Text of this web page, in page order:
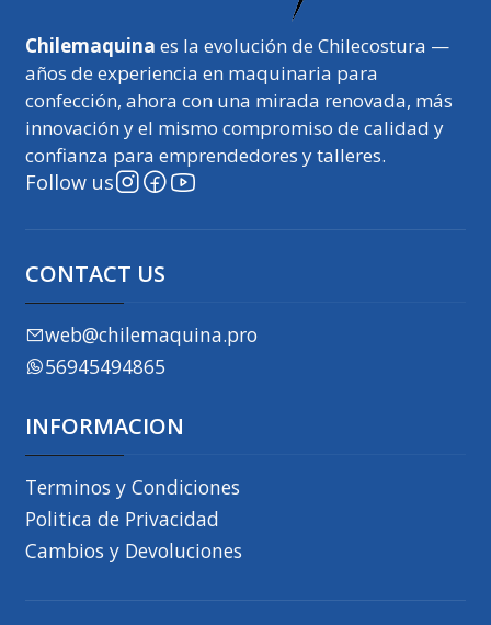
Chilemaquina es la evolución de Chilecostura —
años de experiencia en maquinaria para
confección, ahora con una mirada renovada, más
innovación y el mismo compromiso de calidad y
confianza para emprendedores y talleres.
Follow us
CONTACT US
web@chilemaquina.pro
56945494865
INFORMACION
Terminos y Condiciones
Politica de Privacidad
Cambios y Devoluciones